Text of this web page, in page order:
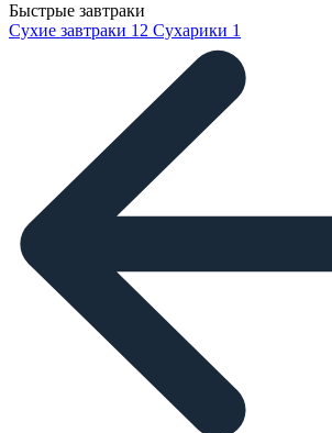
Быстрые завтраки
Сухие завтраки 12 Сухарики 1